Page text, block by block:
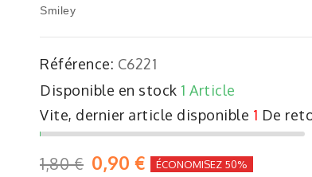
Smiley
Référence: C6221
Disponible en stock 1 Article
Vite, dernier article disponible 1 De
1,80 € 0,90 € ÉCONOMISEZ 50%